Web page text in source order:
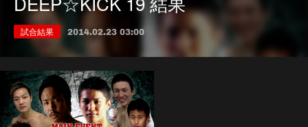
試合結果 2014.02.23 03:00